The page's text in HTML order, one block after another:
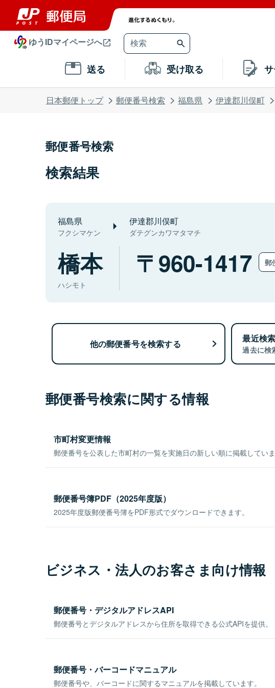
ゆうIDマイページへ
送る 受け取る
日本郵便トップ 郵便番号検索 福島県 伊達郡川俣町
郵便番号検索
検索結果
福島県
フクシマケン
伊達郡川俣町
ダテグンカワマタマチ
橋本
ハシモト
960-1417 郵
他の郵便番号を検索する 最近検
過去に検
郵便番号検索に関する情報
市町村変更情報
郵便番号を公表した市町村の一覧を実施日の新しい順に掲載していま
郵便番号簿PDF（2025年度版）
2025年度版郵便番号簿をPDF形式でダウンロードできます。
ビジネス・法人のお客さま向け情報
郵便番号・デジタルアドレスAPI
郵便番号とデジタルアドレスから住所を取得できる公式APIを提供。
郵便番号・バーコードマニュアル
郵便番号や、バーコードに関するマニュアルを掲載しています。